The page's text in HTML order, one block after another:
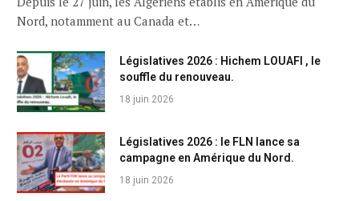
Nord, notamment au Canada et…
Législatives 2026 : Hichem LOUAFI , le
souffle du renouveau.
18 juin 2026
Législatives 2026 : le FLN lance sa
campagne en Amérique du Nord.
18 juin 2026